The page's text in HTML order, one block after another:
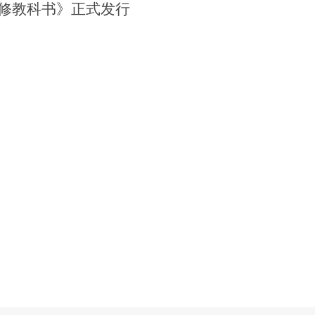
教科书》正式发行